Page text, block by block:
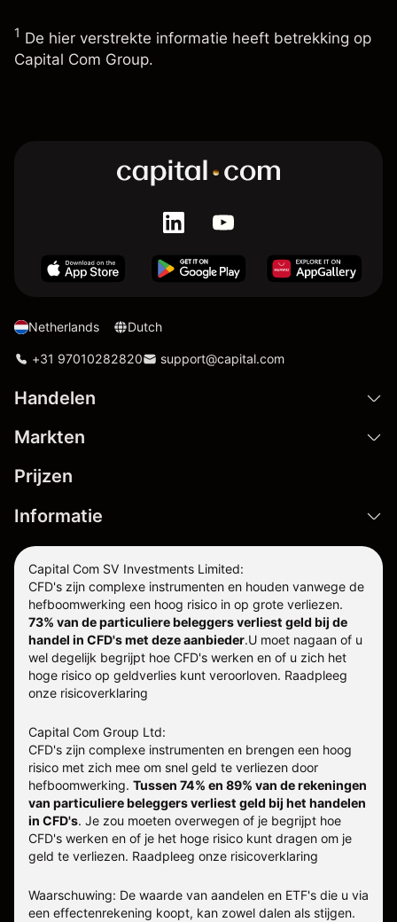
1 De hier verstrekte informatie heeft betrekking op
Capital Com Group.
Netherlands Dutch
+31 97010282820 support@capital.com
Handelen
Markten
Prijzen
Informatie
Capital Com SV Investments Limited:
CFD's zijn complexe instrumenten en houden vanwege de
hefboomwerking een hoog risico in op grote verliezen.
73% van de particuliere beleggers verliest geld bij de
handel in CFD's met deze aanbieder.U moet nagaan of u
wel degelijk begrijpt hoe CFD's werken en of u zich het
hoge risico op geldverlies kunt veroorloven. Raadpleeg
onze risicoverklaring
Capital Com Group Ltd:
CFD's zijn complexe instrumenten en brengen een hoog
risico met zich mee om snel geld te verliezen door
hefboomwerking. Tussen 74% en 89% van de rekeningen
van particuliere beleggers verliest geld bij het handelen
in CFD's. Je zou moeten overwegen of je begrijpt hoe
CFD's werken en of je het hoge risico kunt dragen om je
geld te verliezen. Raadpleeg onze risicoverklaring
Waarschuwing: De waarde van aandelen en ETF's die u via
een effectenrekening koopt, kan zowel dalen als stijgen.